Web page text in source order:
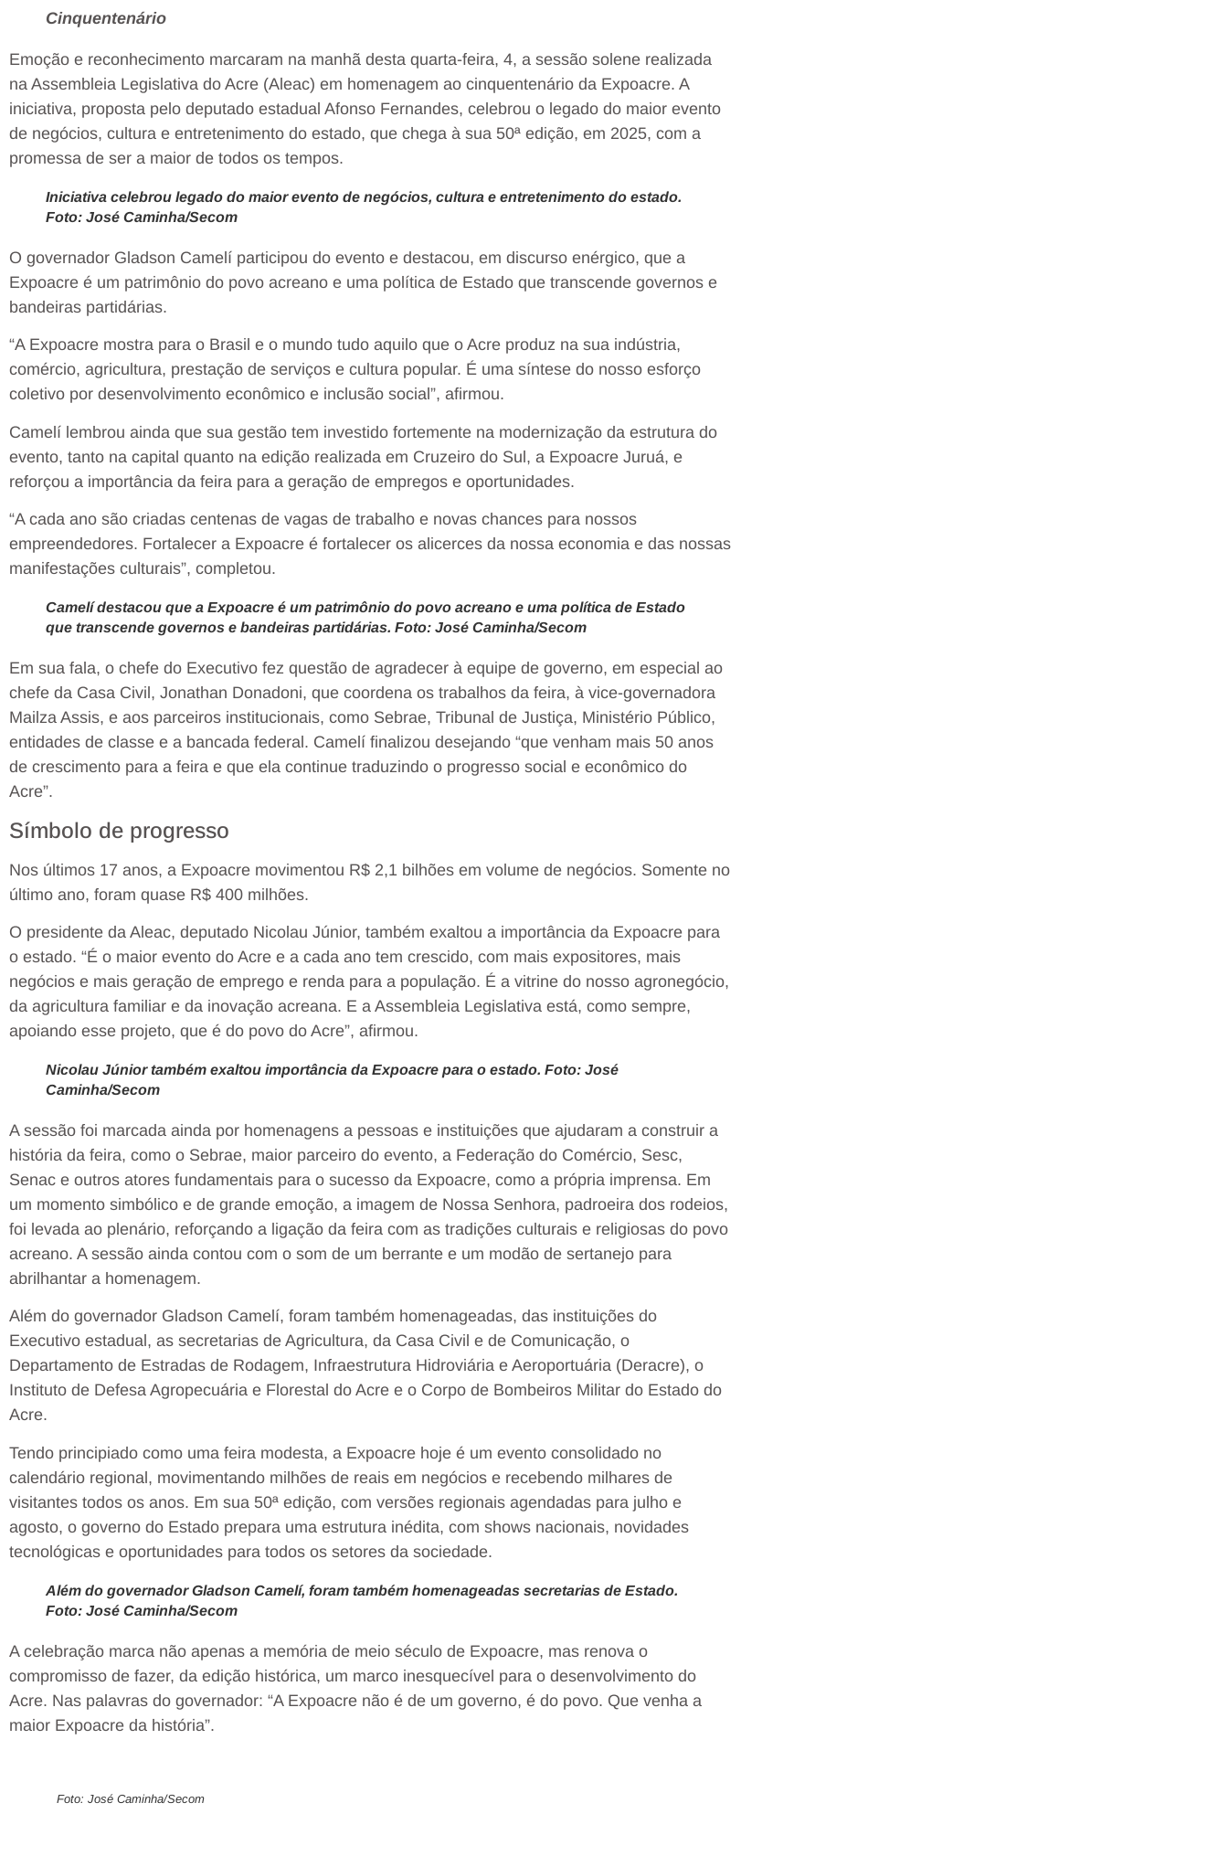
Cinquentenário
Emoção e reconhecimento marcaram na manhã desta quarta-feira, 4, a sessão solene realizada
na Assembleia Legislativa do Acre (Aleac) em homenagem ao cinquentenário da Expoacre. A
iniciativa, proposta pelo deputado estadual Afonso Fernandes, celebrou o legado do maior evento
de negócios, cultura e entretenimento do estado, que chega à sua 50ª edição, em 2025, com a
promessa de ser a maior de todos os tempos.
Iniciativa celebrou legado do maior evento de negócios, cultura e entretenimento do estado.
Foto: José Caminha/Secom
O governador Gladson Camelí participou do evento e destacou, em discurso enérgico, que a
Expoacre é um patrimônio do povo acreano e uma política de Estado que transcende governos e
bandeiras partidárias.
“A Expoacre mostra para o Brasil e o mundo tudo aquilo que o Acre produz na sua indústria,
comércio, agricultura, prestação de serviços e cultura popular. É uma síntese do nosso esforço
coletivo por desenvolvimento econômico e inclusão social”, afirmou.
Camelí lembrou ainda que sua gestão tem investido fortemente na modernização da estrutura do
evento, tanto na capital quanto na edição realizada em Cruzeiro do Sul, a Expoacre Juruá, e
reforçou a importância da feira para a geração de empregos e oportunidades.
“A cada ano são criadas centenas de vagas de trabalho e novas chances para nossos
empreendedores. Fortalecer a Expoacre é fortalecer os alicerces da nossa economia e das nossas
manifestações culturais”, completou.
Camelí destacou que a Expoacre é um patrimônio do povo acreano e uma política de Estado
que transcende governos e bandeiras partidárias. Foto: José Caminha/Secom
Em sua fala, o chefe do Executivo fez questão de agradecer à equipe de governo, em especial ao
chefe da Casa Civil, Jonathan Donadoni, que coordena os trabalhos da feira, à vice-governadora
Mailza Assis, e aos parceiros institucionais, como Sebrae, Tribunal de Justiça, Ministério Público,
entidades de classe e a bancada federal. Camelí finalizou desejando “que venham mais 50 anos
de crescimento para a feira e que ela continue traduzindo o progresso social e econômico do
Acre”.
Símbolo de progresso
Nos últimos 17 anos, a Expoacre movimentou R$ 2,1 bilhões em volume de negócios. Somente no
último ano, foram quase R$ 400 milhões.
O presidente da Aleac, deputado Nicolau Júnior, também exaltou a importância da Expoacre para
o estado. “É o maior evento do Acre e a cada ano tem crescido, com mais expositores, mais
negócios e mais geração de emprego e renda para a população. É a vitrine do nosso agronegócio,
da agricultura familiar e da inovação acreana. E a Assembleia Legislativa está, como sempre,
apoiando esse projeto, que é do povo do Acre”, afirmou.
Nicolau Júnior também exaltou importância da Expoacre para o estado. Foto: José
Caminha/Secom
A sessão foi marcada ainda por homenagens a pessoas e instituições que ajudaram a construir a
história da feira, como o Sebrae, maior parceiro do evento, a Federação do Comércio, Sesc,
Senac e outros atores fundamentais para o sucesso da Expoacre, como a própria imprensa. Em
um momento simbólico e de grande emoção, a imagem de Nossa Senhora, padroeira dos rodeios,
foi levada ao plenário, reforçando a ligação da feira com as tradições culturais e religiosas do povo
acreano. A sessão ainda contou com o som de um berrante e um modão de sertanejo para
abrilhantar a homenagem.
Além do governador Gladson Camelí, foram também homenageadas, das instituições do
Executivo estadual, as secretarias de Agricultura, da Casa Civil e de Comunicação, o
Departamento de Estradas de Rodagem, Infraestrutura Hidroviária e Aeroportuária (Deracre), o
Instituto de Defesa Agropecuária e Florestal do Acre e o Corpo de Bombeiros Militar do Estado do
Acre.
Tendo principiado como uma feira modesta, a Expoacre hoje é um evento consolidado no
calendário regional, movimentando milhões de reais em negócios e recebendo milhares de
visitantes todos os anos. Em sua 50ª edição, com versões regionais agendadas para julho e
agosto, o governo do Estado prepara uma estrutura inédita, com shows nacionais, novidades
tecnológicas e oportunidades para todos os setores da sociedade.
Além do governador Gladson Camelí, foram também homenageadas secretarias de Estado.
Foto: José Caminha/Secom
A celebração marca não apenas a memória de meio século de Expoacre, mas renova o
compromisso de fazer, da edição histórica, um marco inesquecível para o desenvolvimento do
Acre. Nas palavras do governador: “A Expoacre não é de um governo, é do povo. Que venha a
maior Expoacre da história”.
Foto: José Caminha/Secom